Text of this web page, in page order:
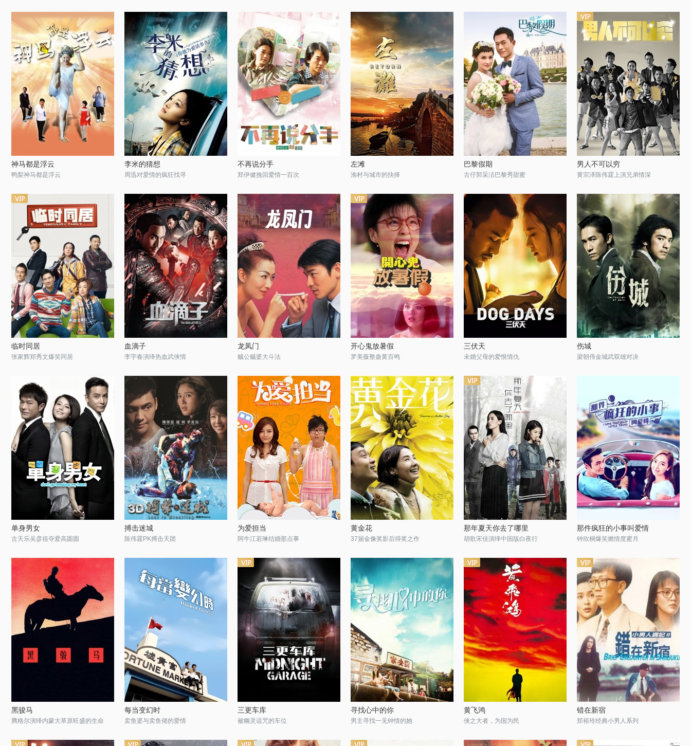
神马都是浮云
鸭梨神马都是浮云
李米的猜想
周迅对爱情的疯狂找寻
不再说分手
郑伊健挽回爱情一百次
左滩
渔村与城市的抉择
巴黎假期
古仔郭采洁巴黎秀甜蜜
男人不可以穷
黄宗泽陈伟霆上演兄弟情深
临时同居
张家辉郑秀文爆笑同居
血滴子
李宇春演绎热血武侠情
龙凤门
贼公贼婆大斗法
开心鬼放暑假
罗美薇整蛊黄百鸣
三伏天
未婚父母的爱恨情仇
伤城
梁朝伟金城武双雄对决
单身男女
古天乐吴彦祖夺爱高圆圆
搏击迷城
陈伟霆PK搏击天团
为爱担当
阿牛江若琳结婚那点事
黄金花
37届金像奖影后得奖之作
那年夏天你去了哪里
胡歌宋佳演绎中国版白夜行
那件疯狂的小事叫爱情
钟欣桐爆笑燃情度蜜月
黑骏马
腾格尔演绎内蒙大草原旺盛的生命
每当变幻时
卖鱼婆与卖鱼佬的爱情
三更车库
被幽灵诅咒的车位
寻找心中的你
男主寻找一见钟情的她
黄飞鸿
侠之大者，为国为民
错在新宿
郑裕玲经典小男人系列